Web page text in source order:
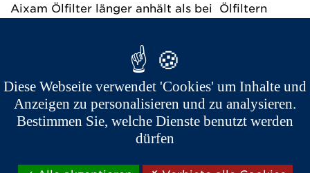
Aixam Ölfilter länger anhält als bei Ölfiltern
Der Preisunterschied zwischen dem Aixam
Ölfilter und den Nachbau Ölfiltern beträgt nur
wenige Euro. Im Gegensatz dazu erreicht die
Rechnung für einen Motorbruch durch schlechte
Diese Webseite verwendet 'Cookies' um Inhalte und
Anzeigen zu personalisieren und zu analysieren.
Bestimmen Sie, welche Dienste benutzt werden
dürfen